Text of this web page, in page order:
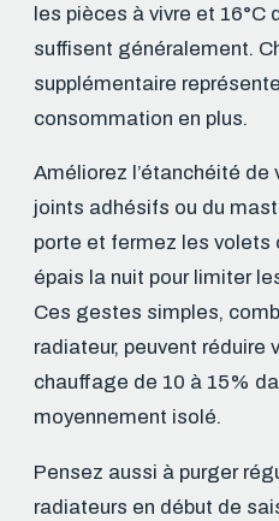
les pièces à vivre et 16°C
suffisent généralement.
supplémentaire
consommation en plus.
Améliorez l’étanchéité
joints adhésifs ou du
porte et fermez les volets
épais la nuit pour limiter
Ces gestes simples,
radiateur, peuvent
chauffage de 10 à 15%
moyennement isolé.
Pensez aussi à purger
radiateurs en début de